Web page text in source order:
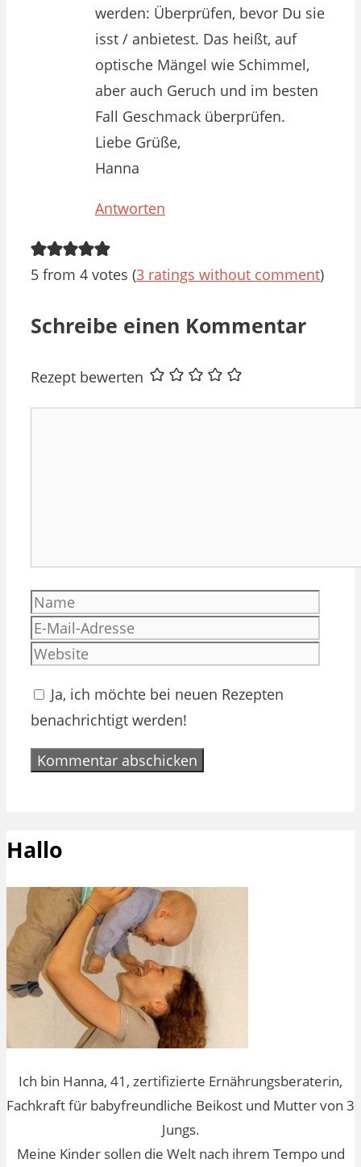
werden: Überprüfen, bevor Du sie
isst / anbietest. Das heißt, auf
optische Mängel wie Schimmel,
aber auch Geruch und im besten
Fall Geschmack überprüfen.
Liebe Grüße,
Hanna
Antworten
5 from 4 votes (3 ratings without comment)
Schreibe einen Kommentar
Rezept bewerten
Name
Ja, ich möchte bei neuen Rezepten
benachrichtigt werden!
Hallo
Ich bin Hanna, 41, zertifizierte Ernährungsberaterin,
Fachkraft für babyfreundliche Beikost und Mutter von 3
Jungs.
Meine Kinder sollen die Welt nach ihrem Tempo und